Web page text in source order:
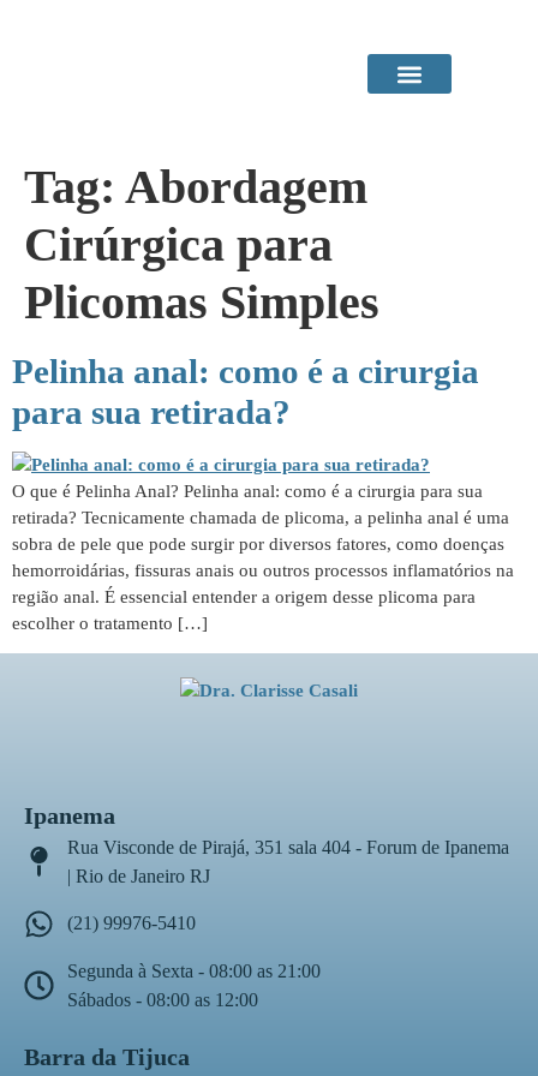
Tag: Abordagem
Cirúrgica para
Plicomas Simples
Pelinha anal: como é a cirurgia
para sua retirada?
O que é Pelinha Anal? Pelinha anal: como é a cirurgia para sua
retirada? Tecnicamente chamada de plicoma, a pelinha anal é uma
sobra de pele que pode surgir por diversos fatores, como doenças
hemorroidárias, fissuras anais ou outros processos inflamatórios na
região anal. É essencial entender a origem desse plicoma para
escolher o tratamento […]
Ipanema
Rua Visconde de Pirajá, 351 sala 404 - Forum de Ipanema
| Rio de Janeiro RJ
(21) 99976-5410
Segunda à Sexta - 08:00 as 21:00
Sábados - 08:00 as 12:00
Barra da Tijuca